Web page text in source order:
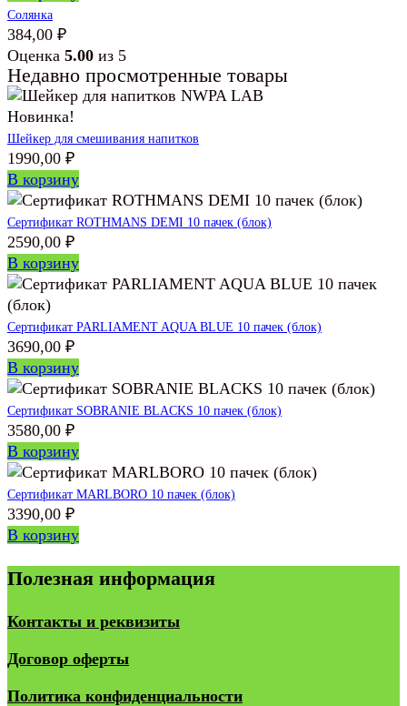
Солянка
384,00 ₽
Оценка 5.00 из 5
Недавно просмотренные товары
Новинка!
Шейкер для смешивания напитков
1990,00 ₽
В корзину
Сертификат ROTHMANS DEMI 10 пачек (блок)
2590,00 ₽
В корзину
Сертификат PARLIAMENT AQUA BLUE 10 пачек (блок)
3690,00 ₽
В корзину
Сертификат SOBRANIE BLACKS 10 пачек (блок)
3580,00 ₽
В корзину
Сертификат MARLBORO 10 пачек (блок)
3390,00 ₽
В корзину
Полезная информация
Контакты и реквизиты
Договор оферты
Политика конфиденциальности